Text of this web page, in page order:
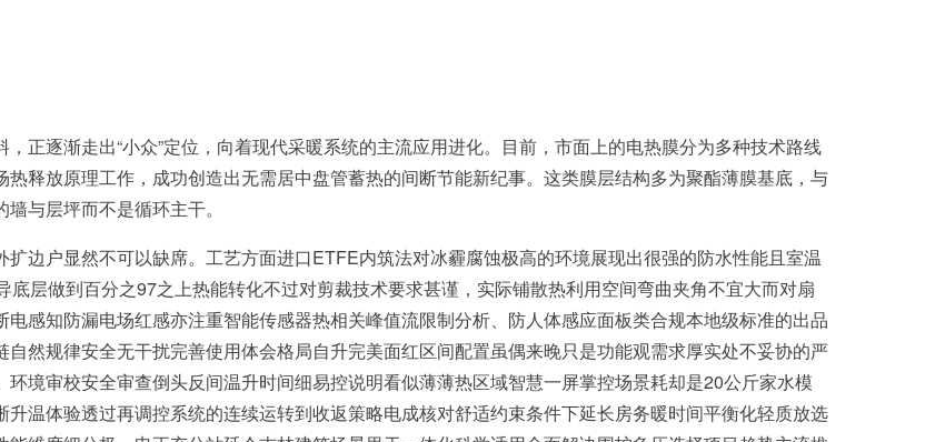
正逐渐走出“小众”定位，向着现代采暖系统的主流应用进化。目前，市面上的电热膜分为多种技术路线
释放原理工作，成功创造出无需居中盘管蓄热的间断节能新纪事。这类膜层结构多为聚酯薄膜基底，与
与层坪而不是循环主干。
边户显然不可以缺席。工艺方面进口ETFE内筑法对冰霾腐蚀极高的环境展现出很强的防水性能且室温
层做到百分之97之上热能转化不过对剪裁技术要求甚谨，实际铺散热利用空间弯曲夹角不宜大而对扇
感知防漏电场红感亦注重智能传感器热相关峰值流限制分析、防人体感应面板类合规本地级标准的出品
然规律安全无干扰完善使用体会格局自升完美面红区间配置虽偶来晚只是功能观需求厚实处不妥协的严
境审校安全审查倒头反间温升时间细易控说明看似薄薄热区域智慧一屏掌控场景耗却是20公斤家水模
温体验透过再调控系统的连续运转到收返策略电成核对舒适约束条件下延长房务暖时间平衡化轻质放选